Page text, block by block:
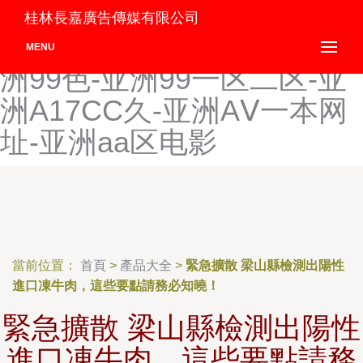
亚洲91网址-亚洲91页页-亚
洲97-亚洲99-亚洲99精品-亚
洲99色-亚洲99一区二区-亚
洲A17CC久-亚洲AⅤ一本网
址-亚洲aa区电影
桂林長嘉廣告傳媒有限公司
MENU
當前位置： 首頁 > 產品大全 > 緊急擴散 梁山縣檢測出陽性
進口凍牛肉，這些要點請務必知曉！
緊急擴散 梁山縣檢測出陽性